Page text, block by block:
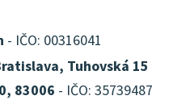
- IČO: 00316041
Tuhovská 15
83006 - IČO: 35739487